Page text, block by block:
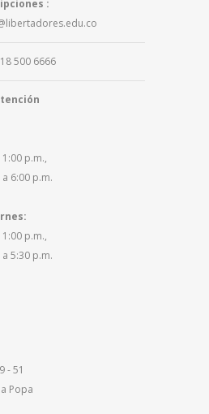
:
500 6666
p.m.,
6:00 p.m.
p.m.,
5:30 p.m.
- 51
Popa